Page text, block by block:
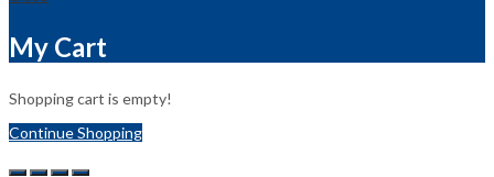
My Cart
Shopping cart is empty!
Continue Shopping